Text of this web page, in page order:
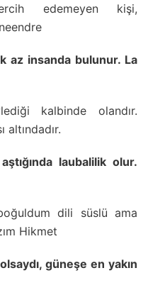
edemeyen kişi,
az insanda bulunur. La
kalbinde olandır.
altındadır.
laubalilik olur.
dili süslü ama
Hikmet
güneşe en yakın